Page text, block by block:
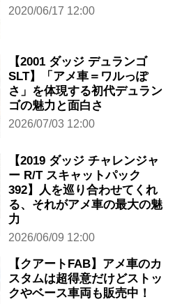
2020/06/17 12:00
【2001 ダッジ デュランゴ
SLT】「アメ車＝ワルっぽ
さ」を体現する初代デュラン
ゴの魅力と面白さ
2026/07/03 12:00
【2019 ダッジ チャレンジャ
ー R/T スキャットパック
392】人を巡り合わせてくれ
る、それがアメ車の最大の魅
力
2026/06/09 12:00
【クアートFAB】アメ車のカ
スタムは超得意だけどストッ
クやベース車両も販売中！